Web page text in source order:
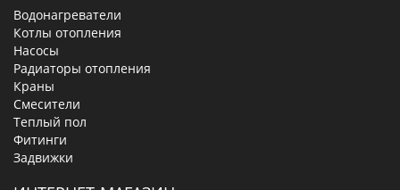
Водонагреватели
Котлы отопления
Насосы
Радиаторы отопления
Краны
Смесители
Теплый пол
Фитинги
Задвижки